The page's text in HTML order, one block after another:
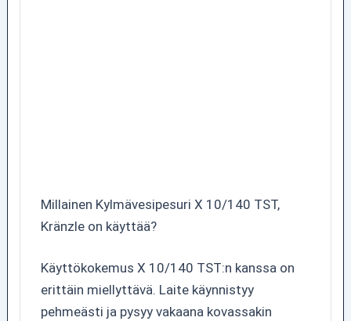
Millainen Kylmävesipesuri X 10/140 TST,
Kränzle on käyttää?
Käyttökokemus X 10/140 TST:n kanssa on
erittäin miellyttävä. Laite käynnistyy
pehmeästi ja pysyy vakaana kovassakin